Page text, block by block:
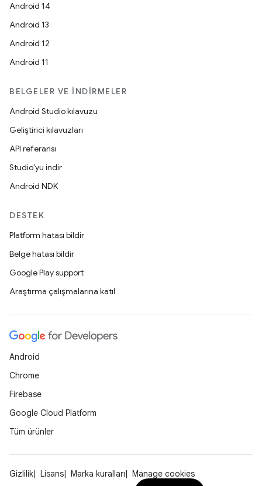
Android 14
Android 13
Android 12
Android 11
BELGELER VE İNDIRMELER
Android Studio kılavuzu
Geliştirici kılavuzları
API referansı
Studio'yu indir
Android NDK
DESTEK
Platform hatası bildir
Belge hatası bildir
Google Play support
Araştırma çalışmalarına katıl
Android
Chrome
Firebase
Google Cloud Platform
Tüm ürünler
Gizlilik Lisans Marka kuralları Manage cookies